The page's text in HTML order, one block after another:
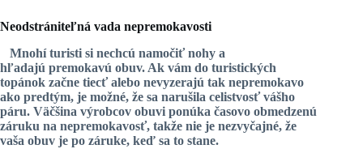
Neodstrániteľná vada nepremokavosti
Mnohí turisti si nechcú namočiť nohy a
hľadajú premokavú obuv. Ak vám do turistických
topánok začne tiecť alebo nevyzerajú tak nepremokavo
ako predtým, je možné, že sa narušila celistvosť vášho
páru. Väčšina výrobcov obuvi ponúka časovo obmedzenú
záruku na nepremokavosť, takže nie je nezvyčajné, že
vaša obuv je po záruke, keď sa to stane.